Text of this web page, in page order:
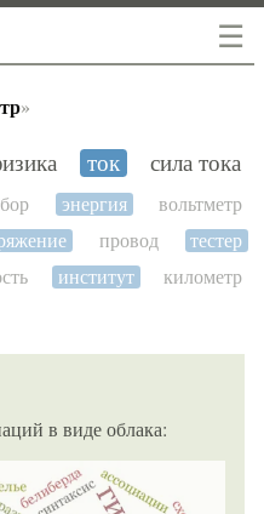
☰
»
ток сила тока
энергия
вольтметр
провод
тестер
институт
километр
в виде облака: